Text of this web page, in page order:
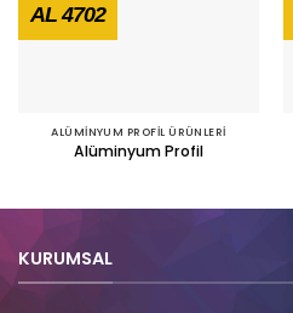
AL 4702
ALÜMİNYUM PROFİL ÜRÜNLERİ
Alüminyum Profil
KURUMSAL